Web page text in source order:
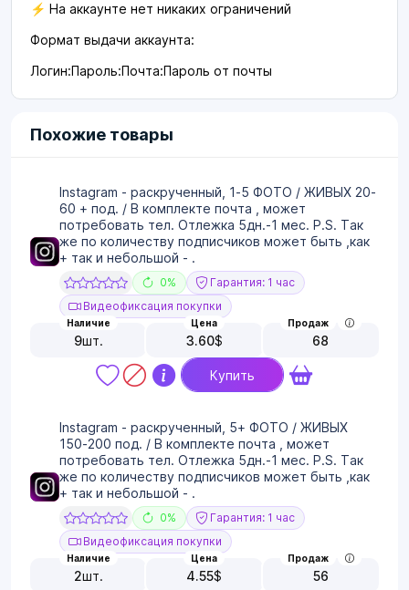
⚡ На аккаунте нет никаких ограничений
Формат выдачи аккаунта:
Логин:Пароль:Почта:Пароль от почты
Похожие товары
Instagram - раскрученный, 1-5 ФОТО / ЖИВЫХ 20-
60 + под. / В комплекте почта , может
потребовать тел. Отлежка 5дн.-1 мес. P.S. Так
же по количеству подписчиков может быть ,как
+ так и небольшой - .
0%
Гарантия: 1 час
Видеофиксация покупки
Наличие
9шт.
Цена
3.60$
Продаж
68
Купить
Instagram - раскрученный, 5+ ФОТО / ЖИВЫХ
150-200 под. / В комплекте почта , может
потребовать тел. Отлежка 5дн.-1 мес. P.S. Так
же по количеству подписчиков может быть ,как
+ так и небольшой - .
0%
Гарантия: 1 час
Видеофиксация покупки
Наличие
2шт.
Цена
4.55$
Продаж
56